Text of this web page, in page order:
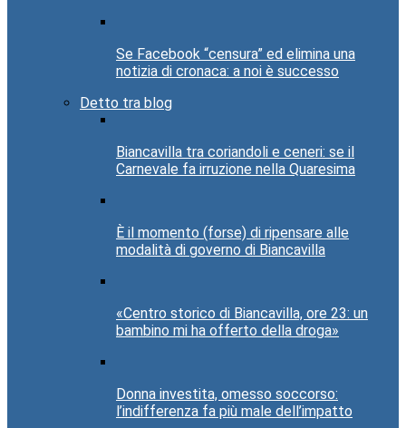
Se Facebook “censura” ed elimina una
notizia di cronaca: a noi è successo
Detto tra blog
Biancavilla tra coriandoli e ceneri: se il
Carnevale fa irruzione nella Quaresima
È il momento (forse) di ripensare alle
modalità di governo di Biancavilla
«Centro storico di Biancavilla, ore 23: un
bambino mi ha offerto della droga»
Donna investita, omesso soccorso:
l’indifferenza fa più male dell’impatto